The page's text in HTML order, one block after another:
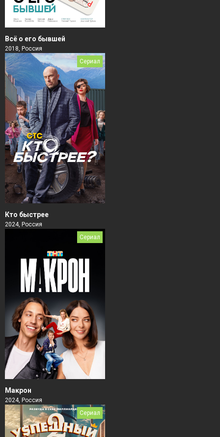
Всё о его бывшей
2018, Россия
Сериал
Кто быстрее
2024, Россия
Сериал
Макрон
2024, Россия
Сериал